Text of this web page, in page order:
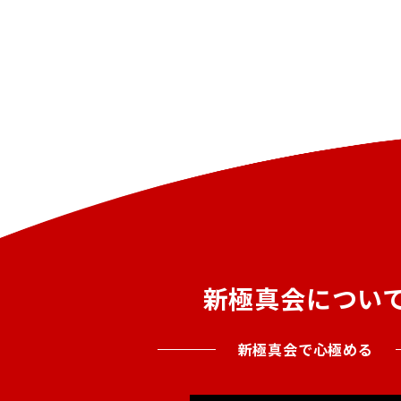
新極真会につい
新極真会で心極める